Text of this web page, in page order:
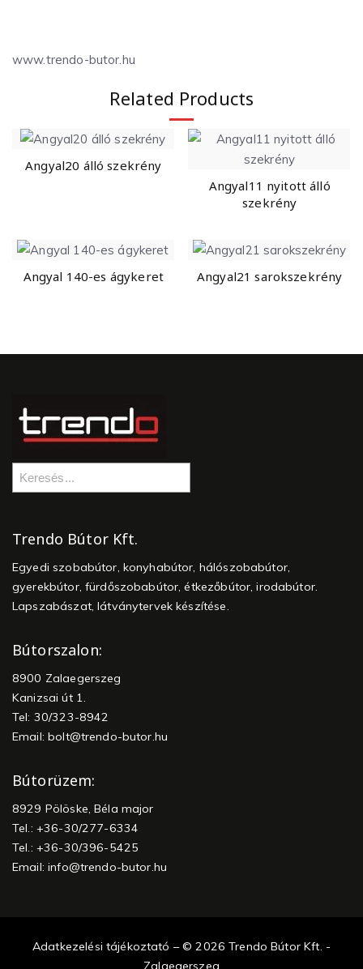
www.trendo-butor.hu
Related Products
Angyal20 álló szekrény
Angyal11 nyitott álló
szekrény
Angyal 140-es ágykeret Angyal21 sarokszekrény
Trendo Bútor Kft.
Egyedi szobabútor, konyhabútor, hálószobabútor,
gyerekbútor, fürdőszobabútor, étkezőbútor, irodabútor.
Lapszabászat, látványtervek készítése.
Bútorszalon:
8900 Zalaegerszeg
Kanizsai út 1.
Tel: 30/323-8942
Email:bolt@trendo-butor.hu
Bútorüzem:
8929 Pölöske, Béla major
Tel.: +36-30/277-6334
Tel.: +36-30/396-5425
Email:info@trendo-butor.hu
Adatkezelési tájékoztató – © 2026 Trendo Bútor Kft. -
Zalaegerszeg